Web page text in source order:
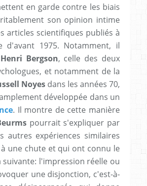
en garde contre les biais
son opinion intime
articles scientifiques publiés à
1975. Notamment, il
Henri Bergson, celle des deux
et notamment de la
Noyes dans les années 70,
développée dans un
. Il montre de cette manière
pourrait s'expliquer par
autres expériences similaires
une chute et qui ont connu le
l'impression réelle ou
une disjonction, c'est-à-